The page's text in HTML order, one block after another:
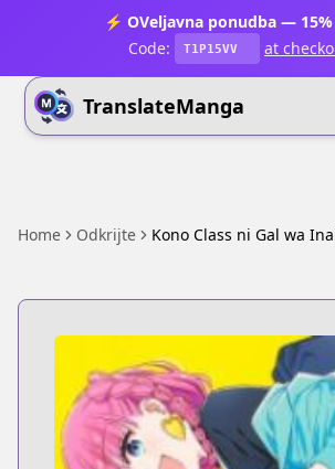
⚡ OVeljavna ponudba —
Code:
T1P15VV at
TranslateManga
Home Odkrijte Kono Class ni Gal wa